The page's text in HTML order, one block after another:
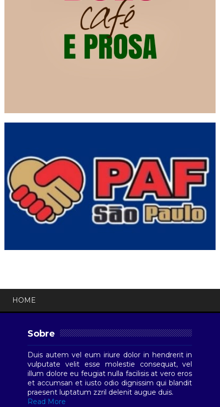
HOME
Sobre
Duis autem vel eum iriure dolor in hendrerit in
vulputate velit esse molestie consequat, vel
illum dolore eu feugiat nulla facilisis at vero eros
et accumsan et iusto odio dignissim qui blandit
praesent luptatum zzril delenit augue duis.
Read More